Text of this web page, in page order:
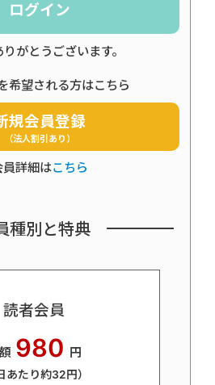
ログイン
がとうございます。
希望される方はこちら
規会員登録
（法人割引あり）
員詳細はこちら
種別と特典
読者会員
980 円
あたり約32円）